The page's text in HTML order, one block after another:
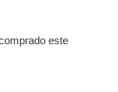
este